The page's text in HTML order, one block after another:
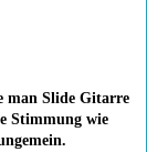
man Slide Gitarre
Stimmung wie